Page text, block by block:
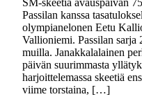
SM-skeetiä avauspäivän
Passilan kanssa
olympianelonen Eetu
Vallioniemi. Passilan sarja
muilla. Janakkalalainen
päivän suurimmasta
harjoittelemassa skeetiä
viime torstaina, […]